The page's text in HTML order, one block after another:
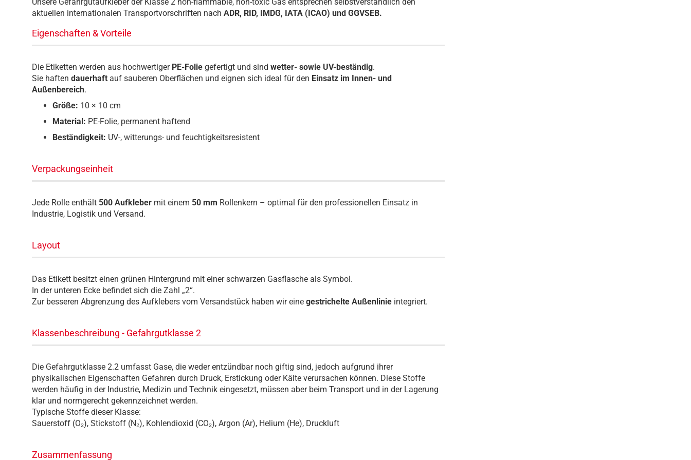
aktuellen internationalen Transportvorschriften nach ADR, RID, IMDG, IATA (ICAO) und GGVSEB.
Eigenschaften & Vorteile
Die Etiketten werden aus hochwertiger PE-Folie gefertigt und sind wetter- sowie UV-beständig.
Sie haften dauerhaft auf sauberen Oberflächen und eignen sich ideal für den Einsatz im Innen- und
Außenbereich.
Größe: 10 × 10 cm
Material: PE-Folie, permanent haftend
Beständigkeit: UV-, witterungs- und feuchtigkeitsresistent
Verpackungseinheit
Jede Rolle enthält 500 Aufkleber mit einem 50 mm Rollenkern – optimal für den professionellen Einsatz in
Industrie, Logistik und Versand.
Layout
Das Etikett besitzt einen grünen Hintergrund mit einer schwarzen Gasflasche als Symbol.
In der unteren Ecke befindet sich die Zahl „2“.
Zur besseren Abgrenzung des Aufklebers vom Versandstück haben wir eine gestrichelte Außenlinie integriert.
Klassenbeschreibung - Gefahrgutklasse 2
Die Gefahrgutklasse 2.2 umfasst Gase, die weder entzündbar noch giftig sind, jedoch aufgrund ihrer
physikalischen Eigenschaften Gefahren durch Druck, Erstickung oder Kälte verursachen können. Diese Stoffe
werden häufig in der Industrie, Medizin und Technik eingesetzt, müssen aber beim Transport und in der Lagerung
klar und normgerecht gekennzeichnet werden.
Typische Stoffe dieser Klasse:
Sauerstoff (O₂), Stickstoff (N₂), Kohlendioxid (CO₂), Argon (Ar), Helium (He), Druckluft
Zusammenfassung